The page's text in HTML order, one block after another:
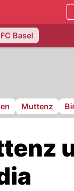
basel.
FC Basel
Muttenz